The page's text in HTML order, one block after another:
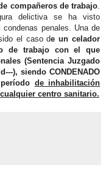
compañeros de trabajo
delictiva se ha visto
penales. Una de
el caso de un celador
de trabajo con el que
(Sentencia Juzgado
), siendo CONDENADO
de inhabilitación
centro sanitario.